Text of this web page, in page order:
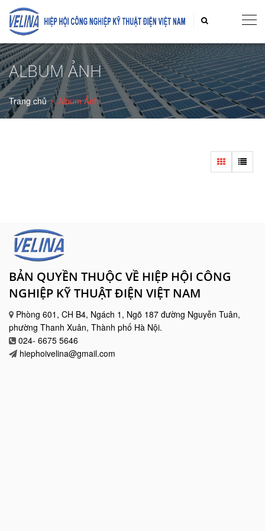
ALBUM ẢNH
Trang chủ Album Ảnh
BẢN QUYỀN THUỘC VỀ HIỆP HỘI CÔNG
NGHIỆP KỸ THUẬT ĐIỆN VIỆT NAM
Phòng 601, CH B4, Ngách 1, Ngõ 187 đường Nguyễn Tuân,
phường Thanh Xuân, Thành phố Hà Nội.
024- 6675 5646
hiephoivelina@gmail.com